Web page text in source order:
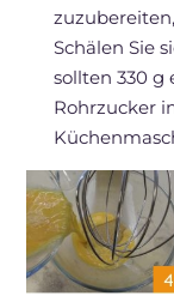
Schälen Sie
sollten 330 g
Rohrzucker